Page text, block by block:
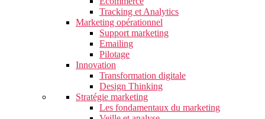
Tracking et Analytics
Marketing opérationnel
Support marketing
Emailing
Pilotage
Innovation
Transformation digitale
Design Thinking
Stratégie marketing
Les fondamentaux du marketing